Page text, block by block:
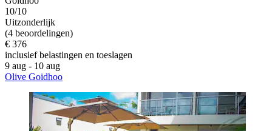
10/10
Uitzonderlijk
(4 beoordelingen)
€ 376
inclusief belastingen en toeslagen
9 aug - 10 aug
Olive Goidhoo